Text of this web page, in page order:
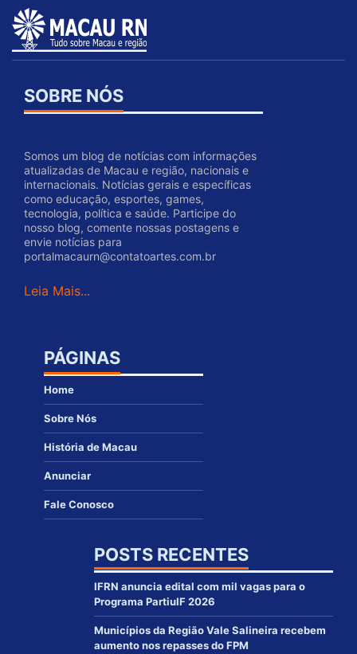
SOBRE NÓS
Somos um blog de notícias com informações
atualizadas de Macau e região, nacionais e
internacionais. Notícias gerais e específicas
como educação, esportes, games,
tecnologia, política e saúde. Participe do
nosso blog, comente nossas postagens e
envie notícias para
portalmacaurn@contatoartes.com.br
Leia Mais...
PÁGINAS
Home
Sobre Nós
História de Macau
Anunciar
Fale Conosco
POSTS RECENTES
IFRN anuncia edital com mil vagas para o
Programa PartiuIF 2026
Municípios da Região Vale Salineira recebem
aumento nos repasses do FPM